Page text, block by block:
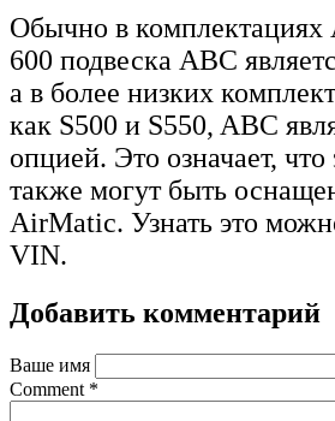
Обычно в комплектациях
600 подвеска ABC
а в более низких
как S500 и S550, ABC
опцией. Это означает,
также могут быть
AirMatic. Узнать это
VIN.
Добавить комментарий
Ваше имя
Comment *